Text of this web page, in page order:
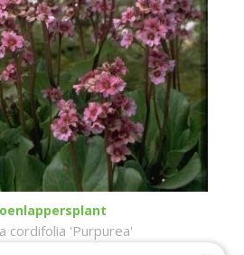
cordifolia 'Purpurea'